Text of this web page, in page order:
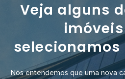
Veja alguns
selecionamos
Nós entendemos que uma nova